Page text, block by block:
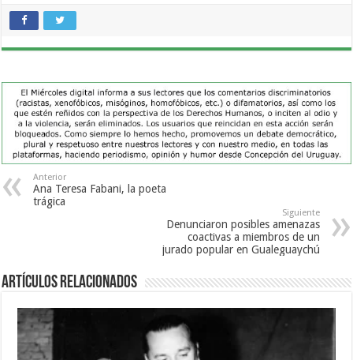
Anterior
Ana Teresa Fabani, la poeta
trágica
Siguiente
Denunciaron posibles amenazas
coactivas a miembros de un
jurado popular en Gualeguaychú
Artículos Relacionados